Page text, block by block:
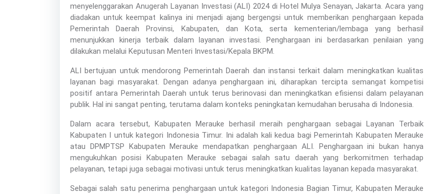
menyelenggarakan Anugerah Layanan Investasi (ALI) 2024 di Hotel Mulya Senayan, Jakarta. Acara yang
diadakan untuk keempat kalinya ini menjadi ajang bergengsi untuk memberikan penghargaan kepada
Pemerintah Daerah Provinsi, Kabupaten, dan Kota, serta kementerian/lembaga yang berhasil
menunjukkan kinerja terbaik dalam layanan investasi. Penghargaan ini berdasarkan penilaian yang
dilakukan melalui Keputusan Menteri Investasi/Kepala BKPM.
ALI bertujuan untuk mendorong Pemerintah Daerah dan instansi terkait dalam meningkatkan kualitas
layanan bagi masyarakat. Dengan adanya penghargaan ini, diharapkan tercipta semangat kompetisi
positif antara Pemerintah Daerah untuk terus berinovasi dan meningkatkan efisiensi dalam pelayanan
publik. Hal ini sangat penting, terutama dalam konteks peningkatan kemudahan berusaha di Indonesia.
Dalam acara tersebut, Kabupaten Merauke berhasil meraih penghargaan sebagai Layanan Terbaik
Kabupaten I untuk kategori Indonesia Timur. Ini adalah kali kedua bagi Pemerintah Kabupaten Merauke
atau DPMPTSP Kabupaten Merauke mendapatkan penghargaan ALI. Penghargaan ini bukan hanya
mengukuhkan posisi Kabupaten Merauke sebagai salah satu daerah yang berkomitmen terhadap
pelayanan, tetapi juga sebagai motivasi untuk terus meningkatkan kualitas layanan kepada masyarakat.
Sebagai salah satu penerima penghargaan untuk kategori Indonesia Bagian Timur, Kabupaten Merauke